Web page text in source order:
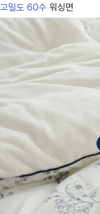
고밀도 60수 워싱면